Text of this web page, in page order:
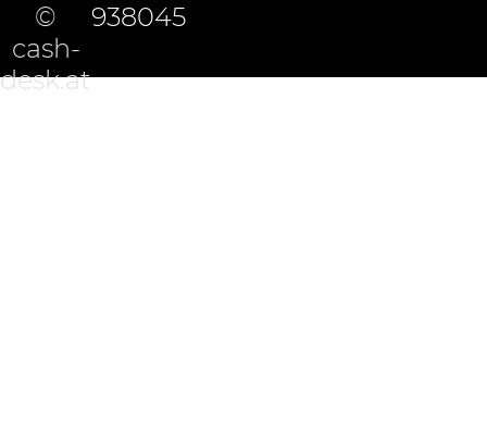
©
cash-
desk.at
938045